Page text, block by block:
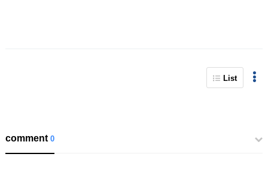
List
comment0